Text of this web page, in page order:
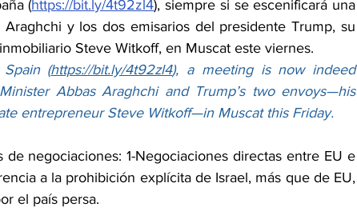
(https://bit.ly/4t92zl4), siempre si se escenificará una
y los dos emisarios del presidente Trump, su
Steve Witkoff, en Muscat este viernes.
(https://bit.ly/4t92zl4), a meeting is now indeed
Abbas Araghchi and Trump’s two envoys—his
entrepreneur Steve Witkoff—in Muscat this Friday.
negociaciones: 1-Negociaciones directas entre EU e
a la prohibición explícita de Israel, más que de EU,
el país persa.